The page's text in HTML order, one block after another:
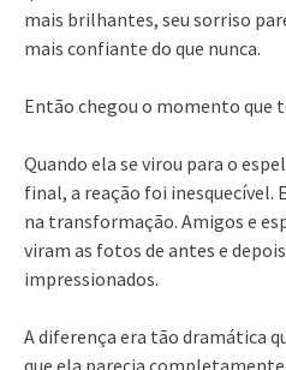
mais brilhantes, seu sorriso
mais confiante do que nunca.
Então chegou o momento que
Quando ela se virou para o
final, a reação foi inesquecível.
na transformação. Amigos e
viram as fotos de antes e
impressionados.
A diferença era tão dramática
que ela parecia